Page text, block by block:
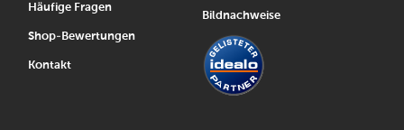
Häufige Fragen
Shop-Bewertungen
Kontakt
Bildnachweise